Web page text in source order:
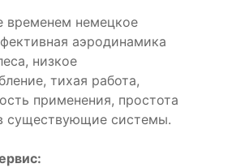
временем немецкое
аэродинамика
низкое
тихая работа,
применения, простота
существующие системы.